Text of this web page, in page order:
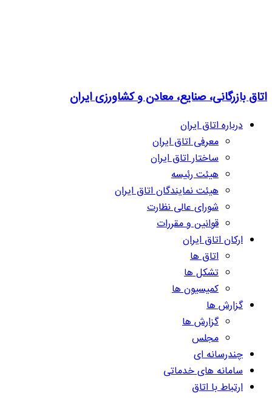
اتاق بازرگانی، صنایع، معادن و کشاورزی ایران
درباره اتاق ایران
معرفی اتاق ایران
ساختار اتاق ایران
هیئت رئیسه
هیئت نمایندگان اتاق ایران
شورای عالی نظارت
قوانین و مقررات
ارکان اتاق ایران
اتاق ها
تشکل ها
کمیسیون ها
گزارش ها
گزارش ها
مجلس
چندرسانه ای
سامانه های خدماتی
ارتباط با اتاق